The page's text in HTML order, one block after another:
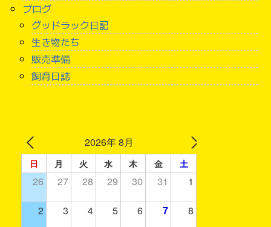
ブログ
グッドラック日記
生き物たち
販売準備
飼育日誌
2026年 8月
日 月 火 水 木 金 土
26 27 28 29 30 31 1
2 3 4 5 6 7 8